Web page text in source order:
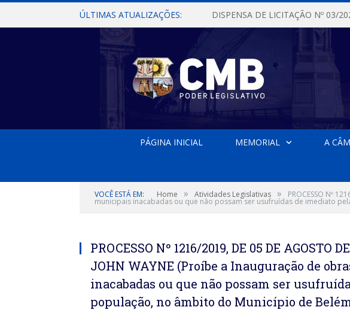
ÚLTIMAS ATUALIZAÇÕES:
PÁGINA INICIAL MEMORIAL A
VOCÊ ESTÁ EM: Home » Atividades Legislativas » PROCESSO Nº
municipais inacabadas ou que não possam ser usufruídas de imediato
PROCESSO Nº 1216/2019, DE 05 DE AGOSTO
JOHN WAYNE (Proíbe a Inauguração de
inacabadas ou que não possam ser
população, no âmbito do Município de